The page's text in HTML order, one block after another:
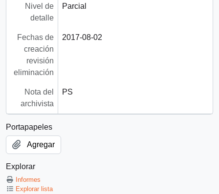
Nivel de
detalle
Parcial
Fechas de
creación
revisión
eliminación
2017-08-02
Nota del
archivista
PS
Portapapeles
Agregar
Explorar
Informes
Explorar lista